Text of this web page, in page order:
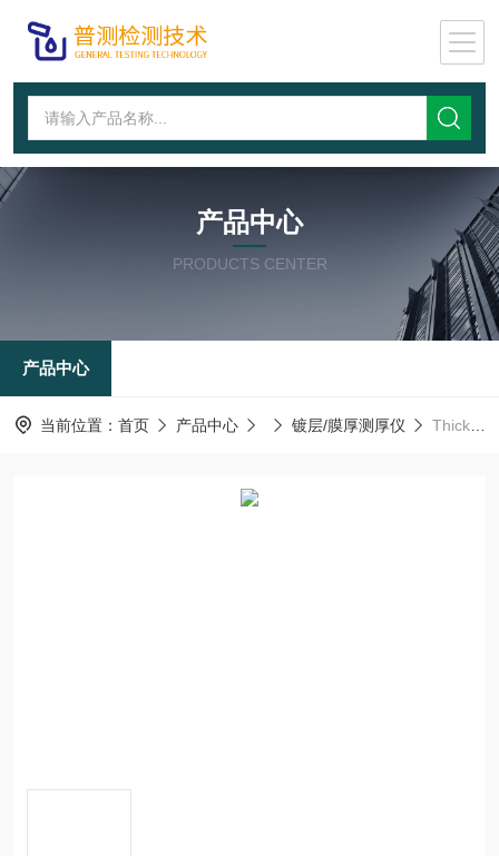
产品中心
PRODUCTS CENTER
产品中心
当前位置： 首页 产品中心 镀层/膜厚测厚仪 Thick800A,电路板镀层测厚仪